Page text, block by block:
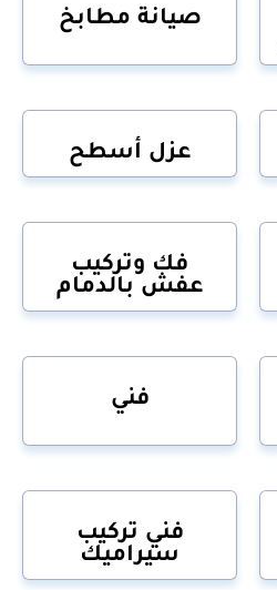
صيانة مطابخ
عزل أسطح
فك وتركيب
عفش بالدمام
فني
فني تركيب
سيراميك